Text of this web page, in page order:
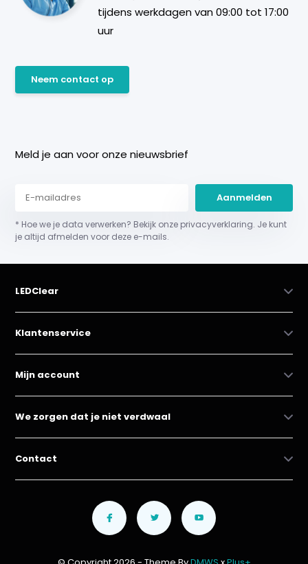
tijdens werkdagen van 09:00 tot 17:00
uur
Neem contact op
Meld je aan voor onze nieuwsbrief
Aanmelden
* Hoe we je data verwerken? Bekijk onze privacyverklaring. Je kunt
je altijd afmelden voor deze e-mails.
LEDClear
Klantenservice
Mijn account
We zorgen dat je niet verdwaal
Contact